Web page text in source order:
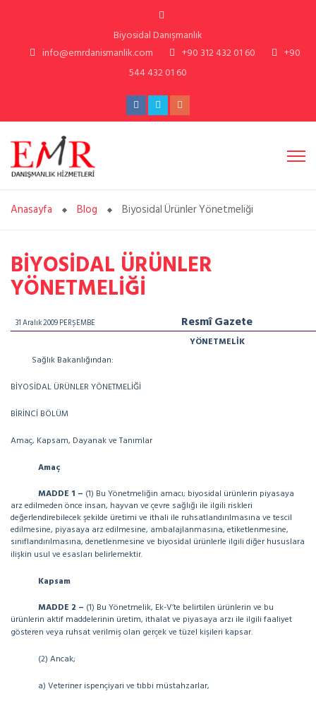
Biyosidal Danışmanlık
info@emrdanismanlik.com
+90 312 432 01 60
+90
544 432 01 60
Anasayfa Blog Biyosidal Ürünler Yönetmeliği
BİYOSİDAL ÜRÜNLER
YÖNETMELİĞİ
31 Aralık 2009 PERŞEMBE Resmî Gazete
YÖNETMELİK
Sağlık Bakanlığından:
BİYOSİDAL ÜRÜNLER YÖNETMELİĞİ
BİRİNCİ BÖLÜM
Amaç, Kapsam, Dayanak ve Tanımlar
Amaç
MADDE 1 – (1) Bu Yönetmeliğin amacı; biyosidal ürünlerin piyasaya
arz edilmeden önce insan, hayvan ve çevre sağlığı ile ilgili riskleri
değerlendirebilecek şekilde üretimi ve ithali ile ruhsatlandırılmasına ve tescil
edilmesine, piyasaya arz edilmesine, ambalajlanmasına, etiketlenmesine,
sınıflandırılmasına, denetlenmesine ve biyosidal ürünlerle ilgili diğer hususlara
ilişkin usul ve esasları belirlemektir.
Kapsam
MADDE 2 – (1) Bu Yönetmelik, Ek-V’te belirtilen ürünlerin ve bu
ürünlerin aktif maddelerinin üretim, ithalat ve piyasaya arzı ile ilgili faaliyet
gösteren veya ruhsat verilmiş olan gerçek ve tüzel kişileri kapsar.
(2) Ancak;
a) Veteriner ispençiyari ve tıbbi müstahzarlar,